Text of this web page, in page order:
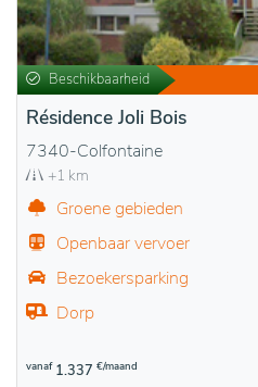
Beschikbaarheid
Résidence Joli Bois
7340-Colfontaine
+1 km
Groene gebieden
Openbaar vervoer
Bezoekersparking
Dorp
vanaf 1.337 €/maand